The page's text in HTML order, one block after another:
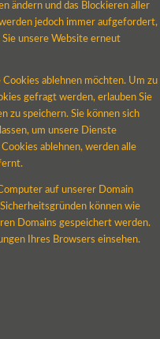
ändern und das Blockieren aller
jedoch immer aufgefordert,
unsere Website erneut
ablehnen möchten. Um zu
gefragt werden, erlauben Sie
zu speichern. Sie können sich
um unsere Dienste
ablehnen, werden alle
auf unserer Domain
können wie
Domains gespeichert werden.
Ihres Browsers einsehen.